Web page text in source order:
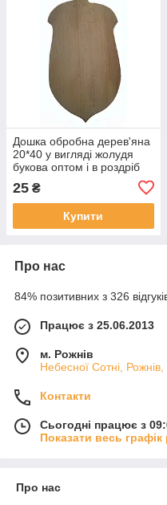
Дошка обробна дерев'яна
20*40 у вигляді жолудя
букова оптом і в роздріб
25 ₴
Купити
Про нас
84% позитивних з 326
Працює з 25.06.2013
м. Рожнів
Небесної Сотні, Рожнів,
Контакти
Сьогодні працює з
Показати весь графік
Про нас